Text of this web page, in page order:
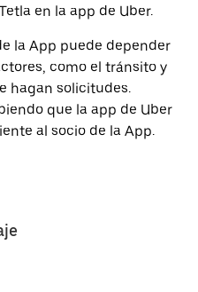
en la app de Uber.
la App puede depender
como el tránsito y
hagan solicitudes.
que la app de Uber
al socio de la App.